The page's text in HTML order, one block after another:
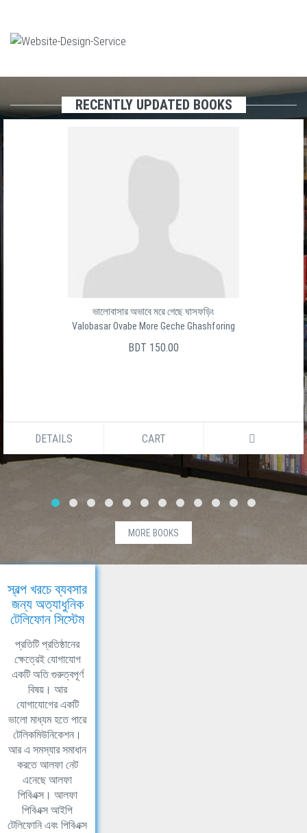
RECENTLY UPDATED BOOKS
ভালোবাসার অভাবে মরে গেছে ঘাসফড়িং
Valobasar Ovabe More Geche Ghashforing
BDT 150.00
DETAILS CART
MORE BOOKS
স্বল্প খরচে ব্যবসার
জন্য অত্যাধুনিক
টেলিফোন সিস্টেম
প্রতিটি প্রতিষ্ঠানের
ক্ষেত্রেই যোগাযোগ
একটি অতি গুরুত্বপূর্ণ
বিষয়। আর
যোগাযোগের একটি
ভালো মাধ্যম হতে পারে
টেলিকমিউনিকেশন।
আর এ সমস্যার সমাধান
করতে আলফা নেট
এনেছে আলফা
পিবিএক্স। আলফা
পিবিএক্স আইপি
টেলিফোনি এবং পিবিএক্স